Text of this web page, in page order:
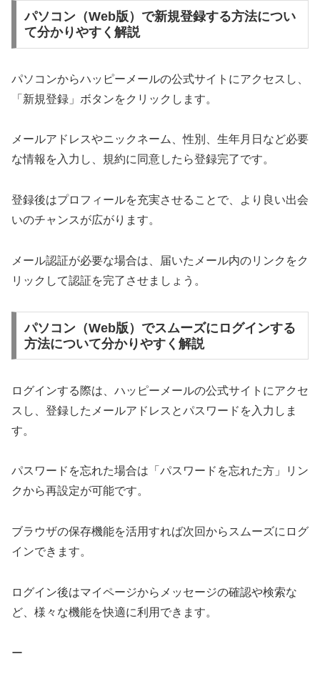
パソコン（Web版）で新規登録する方法につい
て分かりやすく解説
パソコンからハッピーメールの公式サイトにアクセスし、
「新規登録」ボタンをクリックします。
メールアドレスやニックネーム、性別、生年月日など必要
な情報を入力し、規約に同意したら登録完了です。
登録後はプロフィールを充実させることで、より良い出会
いのチャンスが広がります。
メール認証が必要な場合は、届いたメール内のリンクをク
リックして認証を完了させましょう。
パソコン（Web版）でスムーズにログインする
方法について分かりやすく解説
ログインする際は、ハッピーメールの公式サイトにアクセ
スし、登録したメールアドレスとパスワードを入力しま
す。
パスワードを忘れた場合は「パスワードを忘れた方」リン
クから再設定が可能です。
ブラウザの保存機能を活用すれば次回からスムーズにログ
インできます。
ログイン後はマイページからメッセージの確認や検索な
ど、様々な機能を快適に利用できます。
ー